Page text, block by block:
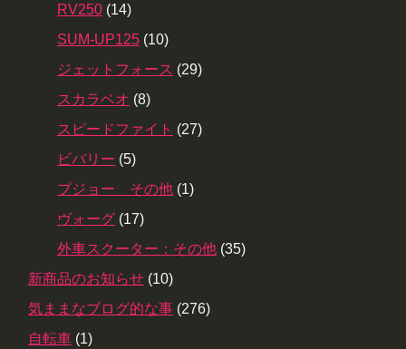
RV250 (14)
SUM-UP125 (10)
ジェットフォース (29)
スカラベオ (8)
スピードファイト (27)
ビバリー (5)
プジョー その他 (1)
ヴォーグ (17)
外車スクーター：その他 (35)
新商品のお知らせ (10)
気ままなブログ的な事 (276)
自転車 (1)